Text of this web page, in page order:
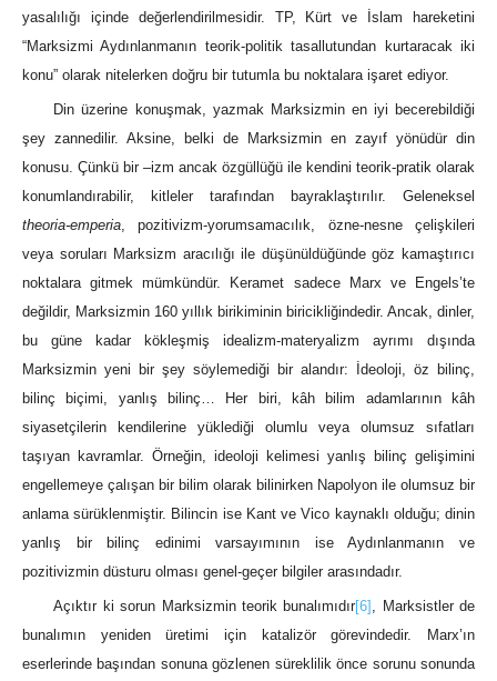
yasalılığı içinde değerlendirilmesidir. TP, Kürt ve İslam hareketini
“Marksizmi Aydınlanmanın teorik-politik tasallutundan kurtaracak iki
konu” olarak nitelerken doğru bir tutumla bu noktalara işaret ediyor.
Din üzerine konuşmak, yazmak Marksizmin en iyi becerebildiği
şey zannedilir. Aksine, belki de Marksizmin en zayıf yönüdür din
konusu. Çünkü bir –izm ancak özgüllüğü ile kendini teorik-pratik olarak
konumlandırabilir, kitleler tarafından bayraklaştırılır. Geleneksel
theoria-emperia , pozitivizm-yorumsamacılık, özne-nesne çelişkileri
veya soruları Marksizm aracılığı ile düşünüldüğünde göz kamaştırıcı
noktalara gitmek mümkündür. Keramet sadece Marx ve Engels’te
değildir, Marksizmin 160 yıllık birikiminin biricikliğindedir. Ancak, dinler,
bu güne kadar kökleşmiş idealizm-materyalizm ayrımı dışında
Marksizmin yeni bir şey söylemediği bir alandır: İdeoloji, öz bilinç,
bilinç biçimi, yanlış bilinç… Her biri, kâh bilim adamlarının kâh
siyasetçilerin kendilerine yüklediği olumlu veya olumsuz sıfatları
taşıyan kavramlar. Örneğin, ideoloji kelimesi yanlış bilinç gelişimini
engellemeye çalışan bir bilim olarak bilinirken Napolyon ile olumsuz bir
anlama sürüklenmiştir. Bilincin ise Kant ve Vico kaynaklı olduğu; dinin
yanlış bir bilinç edinimi varsayımının ise Aydınlanmanın ve
pozitivizmin düsturu olması genel-geçer bilgiler arasındadır.
Açıktır ki sorun Marksizmin teorik bunalımıdır[6] , Marksistler de
bunalımın yeniden üretimi için katalizör görevindedir. Marx’ın
eserlerinde başından sonuna gözlenen süreklilik önce sorunu sonunda